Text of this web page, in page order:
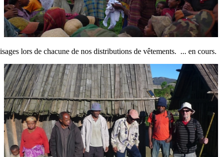
lors de chacune de nos distributions de vêtements. ... en cours.